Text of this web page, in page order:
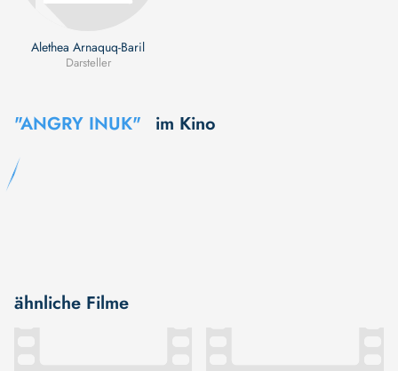
Alethea Arnaquq-Baril
Darsteller
"ANGRY INUK" im Kino
ähnliche Filme